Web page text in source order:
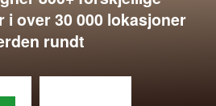
i over 30 000 lokasjoner
rundt